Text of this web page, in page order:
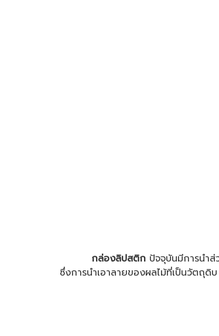
กล่องลิปสติก ปัจจุบันมีการนำ
ซึ่งการนำเอาลายของผลไม้ที่เป็นวัตถุ